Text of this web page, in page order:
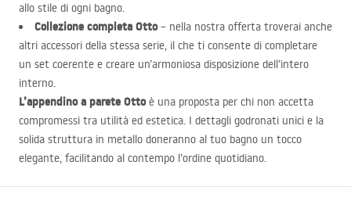
allo stile di ogni bagno.
Collezione completa Otto– nella nostra offerta troverai anche
altri accessori della stessa serie, il che ti consente di completare
un set coerente e creare un’armoniosa disposizione dell’intero
interno.
L’appendino a parete Ottoè una proposta per chi non accetta
compromessi tra utilità ed estetica. I dettagli godronati unici e la
solida struttura in metallo doneranno al tuo bagno un tocco
elegante, facilitando al contempo l’ordine quotidiano.